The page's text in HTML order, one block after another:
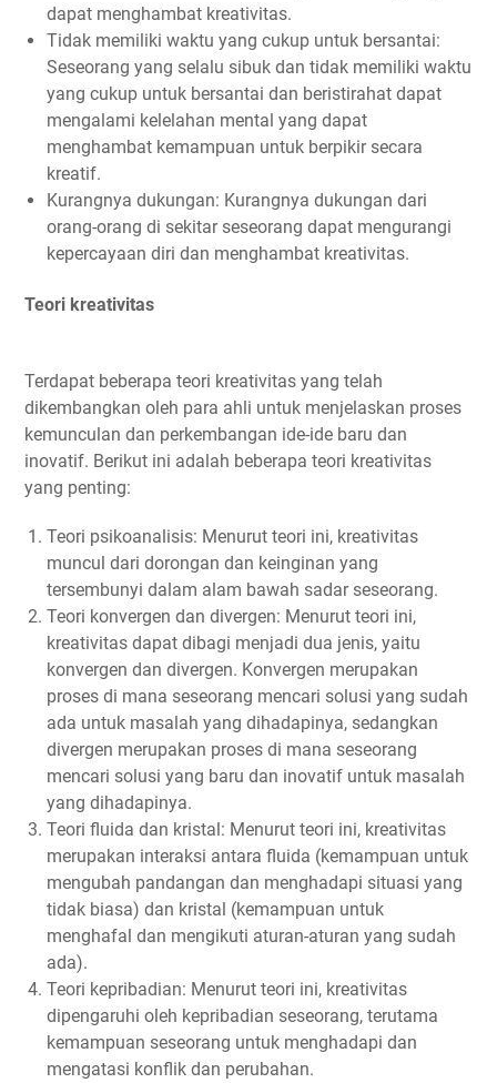
dapat menghambat kreativitas.
Tidak memiliki waktu yang cukup untuk bersantai:
Seseorang yang selalu sibuk dan tidak memiliki waktu
yang cukup untuk bersantai dan beristirahat dapat
mengalami kelelahan mental yang dapat
menghambat kemampuan untuk berpikir secara
kreatif.
Kurangnya dukungan: Kurangnya dukungan dari
orang-orang di sekitar seseorang dapat mengurangi
kepercayaan diri dan menghambat kreativitas.
Teori kreativitas
Terdapat beberapa teori kreativitas yang telah
dikembangkan oleh para ahli untuk menjelaskan proses
kemunculan dan perkembangan ide-ide baru dan
inovatif. Berikut ini adalah beberapa teori kreativitas
yang penting:
Teori psikoanalisis: Menurut teori ini, kreativitas
muncul dari dorongan dan keinginan yang
tersembunyi dalam alam bawah sadar seseorang.
Teori konvergen dan divergen: Menurut teori ini,
kreativitas dapat dibagi menjadi dua jenis, yaitu
konvergen dan divergen. Konvergen merupakan
proses di mana seseorang mencari solusi yang sudah
ada untuk masalah yang dihadapinya, sedangkan
divergen merupakan proses di mana seseorang
mencari solusi yang baru dan inovatif untuk masalah
yang dihadapinya.
Teori fluida dan kristal: Menurut teori ini, kreativitas
merupakan interaksi antara fluida (kemampuan untuk
mengubah pandangan dan menghadapi situasi yang
tidak biasa) dan kristal (kemampuan untuk
menghafal dan mengikuti aturan-aturan yang sudah
ada).
Teori kepribadian: Menurut teori ini, kreativitas
dipengaruhi oleh kepribadian seseorang, terutama
kemampuan seseorang untuk menghadapi dan
mengatasi konflik dan perubahan.